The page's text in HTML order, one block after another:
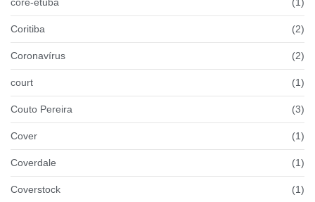
Coritiba (2)
Coronavírus (2)
court (1)
Couto Pereira (3)
Cover (1)
Coverdale (1)
Coverstock (1)